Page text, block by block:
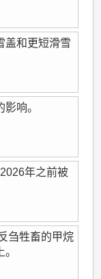
盖和更短滑雪
响。
年之前被
刍牲畜的甲烷